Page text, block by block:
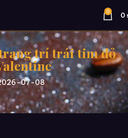
0 0
trí trái tim đỏ
07-08